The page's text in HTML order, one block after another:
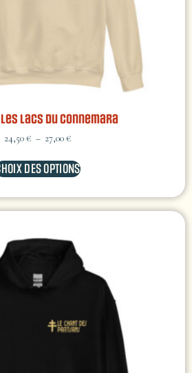
Lacs du Connemara
24,50€ – 27,00€
DES OPTIONS